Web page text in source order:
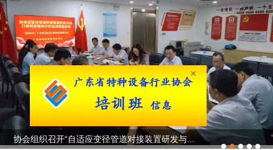
协会组织召开“自适应变径管道对接装置研发与...
×